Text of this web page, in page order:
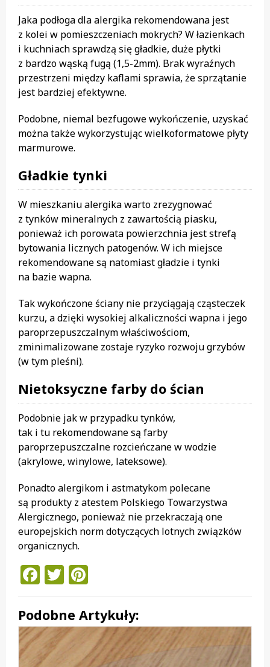
Jaka podłoga dla alergika rekomendowana jest
z kolei w pomieszczeniach mokrych? W łazienkach
i kuchniach sprawdzą się gładkie, duże płytki
z bardzo wąską fugą (1,5-2mm). Brak wyraźnych
przestrzeni między kaflami sprawia, że sprzątanie
jest bardziej efektywne.
Podobne, niemal bezfugowe wykończenie, uzyskać
można także wykorzystując wielkoformatowe płyty
marmurowe.
Gładkie tynki
W mieszkaniu alergika warto zrezygnować
z tynków mineralnych z zawartością piasku,
ponieważ ich porowata powierzchnia jest strefą
bytowania licznych patogenów. W ich miejsce
rekomendowane są natomiast gładzie i tynki
na bazie wapna.
Tak wykończone ściany nie przyciągają cząsteczek
kurzu, a dzięki wysokiej alkaliczności wapna i jego
paroprzepuszczalnym właściwościom,
zminimalizowane zostaje ryzyko rozwoju grzybów
(w tym pleśni).
Nietoksyczne farby do ścian
Podobnie jak w przypadku tynków,
tak i tu rekomendowane są farby
paroprzepuszczalne rozcieńczane w wodzie
(akrylowe, winylowe, lateksowe).
Ponadto alergikom i astmatykom polecane
są produkty z atestem Polskiego Towarzystwa
Alergicznego, ponieważ nie przekraczają one
europejskich norm dotyczących lotnych związków
organicznych.
Facebook
Twitter
Podobne Artykuły: